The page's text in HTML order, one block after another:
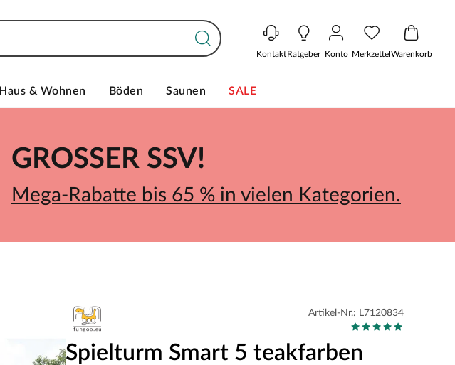
KontaktRatgeber Konto MerkzettelWarenkorb
Haus & Wohnen Böden Saunen SALE
GROSSER SSV!
Mega-Rabatte bis 65 % in vielen Kategorien.
Artikel-Nr.: L7120834
Spielturm Smart 5 teakfarben